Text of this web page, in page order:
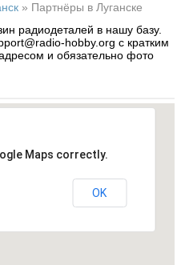
» Партнёры в Луганске
радиодеталей в нашу базу.
hobby.org с кратким
и обязательно фото
Maps correctly.
OK